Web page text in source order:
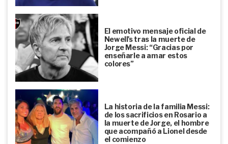
El emotivo mensaje oficial de
Newell's tras la muerte de
Jorge Messi: “Gracias por
enseñarle a amar estos
colores”
La historia de la familia Messi:
de los sacrificios en Rosario a
la muerte de Jorge, el hombre
que acompañó a Lionel desde
el comienzo